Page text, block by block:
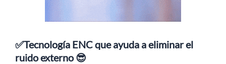
✅Tecnología ENC que ayuda a eliminar el
ruido externo 😎